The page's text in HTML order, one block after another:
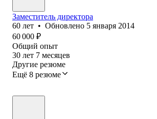
Заместитель директора
60 лет • Обновлено 5 января 2014
60 000 ₽
Общий опыт
30 лет 7 месяцев
Другие резюме
Ещё 8 резюме